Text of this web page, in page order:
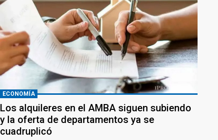
ECONOMÍA
Los alquileres en el AMBA siguen subiendo
y la oferta de departamentos ya se
cuadruplicó